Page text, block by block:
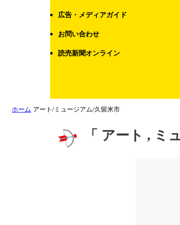
広告・メディアガイド
お問い合わせ
読売新聞オンライン
ホーム アート/ミュージアム/久留米市
「 アート , ミ